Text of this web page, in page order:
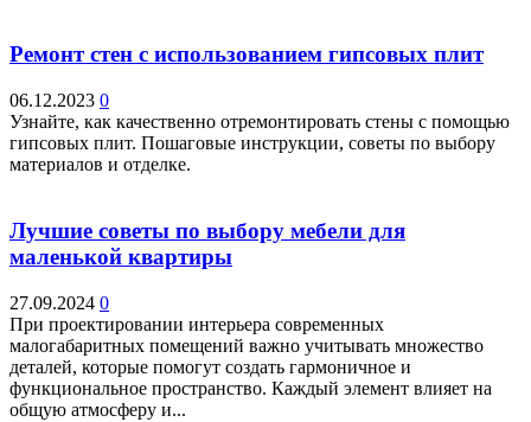
Ремонт стен с использованием гипсовых плит
06.12.2023 0
Узнайте, как качественно отремонтировать стены с помощью
гипсовых плит. Пошаговые инструкции, советы по выбору
материалов и отделке.
Лучшие советы по выбору мебели для
маленькой квартиры
27.09.2024 0
При проектировании интерьера современных
малогабаритных помещений важно учитывать множество
деталей, которые помогут создать гармоничное и
функциональное пространство. Каждый элемент влияет на
общую атмосферу и...